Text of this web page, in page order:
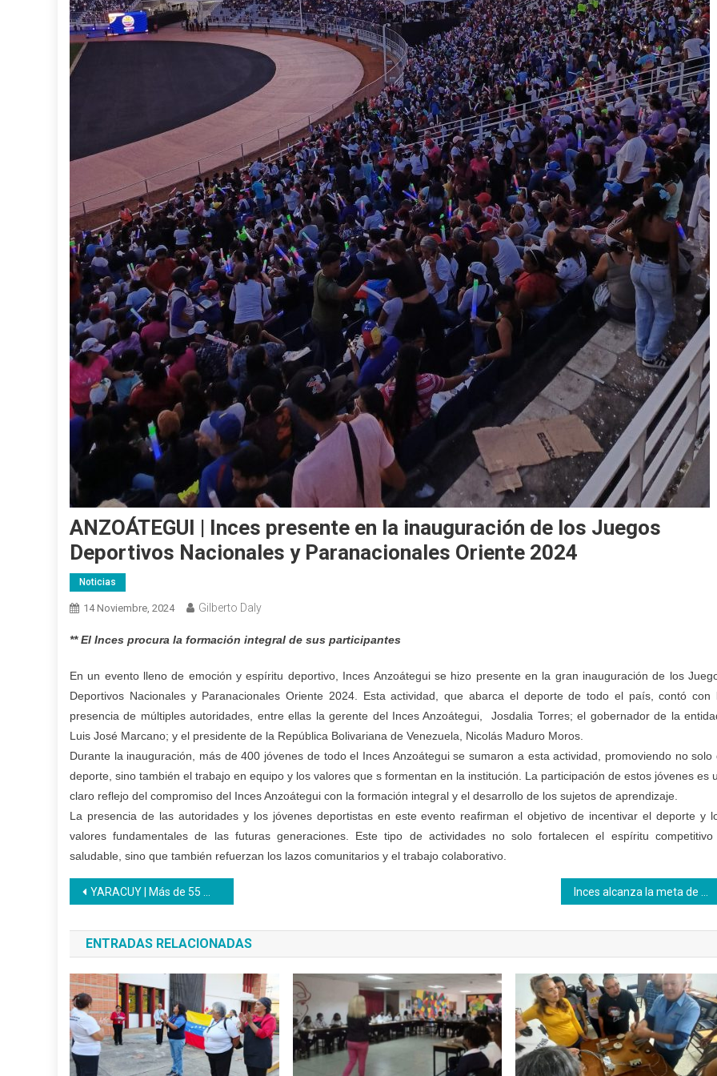
ANZOÁTEGUI | Inces presente en la inauguración de los Juegos
Deportivos Nacionales y Paranacionales Oriente 2024
Noticias
14 Noviembre, 2024 Gilberto Daly
** El Inces procura la formación integral de sus participantes
En un evento lleno de emoción y espíritu deportivo, Inces Anzoátegui se hizo presente en la gran inauguración de los
Deportivos Nacionales y Paranacionales Oriente 2024. Esta actividad, que abarca el deporte de todo el país, contó con
presencia de múltiples autoridades, entre ellas la gerente del Inces Anzoátegui, Josdalia Torres; el gobernador de la
Luis José Marcano; y el presidente de la República Bolivariana de Venezuela, Nicolás Maduro Moros.
Durante la inauguración, más de 400 jóvenes de todo el Inces Anzoátegui se sumaron a esta actividad, promoviendo no solo
deporte, sino también el trabajo en equipo y los valores que s formentan en la institución. La participación de estos jóvenes es
claro reflejo del compromiso del Inces Anzoátegui con la formación integral y el desarrollo de los sujetos de aprendizaje.
La presencia de las autoridades y los jóvenes deportistas en este evento reafirman el objetivo de incentivar el deporte y
valores fundamentales de las futuras generaciones. Este tipo de actividades no solo fortalecen el espíritu
saludable, sino que también refuerzan los lazos comunitarios y el trabajo colaborativo.
Navegación
de
entradas
YARACUY | Más de 55 mil participantes formó el Inces este 2024
ENTRADAS RELACIONADAS